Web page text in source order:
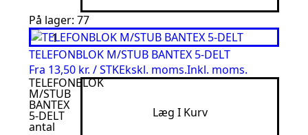
På lager: 77
TELEFONBLOK M/STUB BANTEX 5-DELT
Fra 13,50 kr. / STKEkskl. moms.Inkl. moms.
TELEFONBLOK
M/STUB
BANTEX
5-DELT
antal
Læg I Kurv